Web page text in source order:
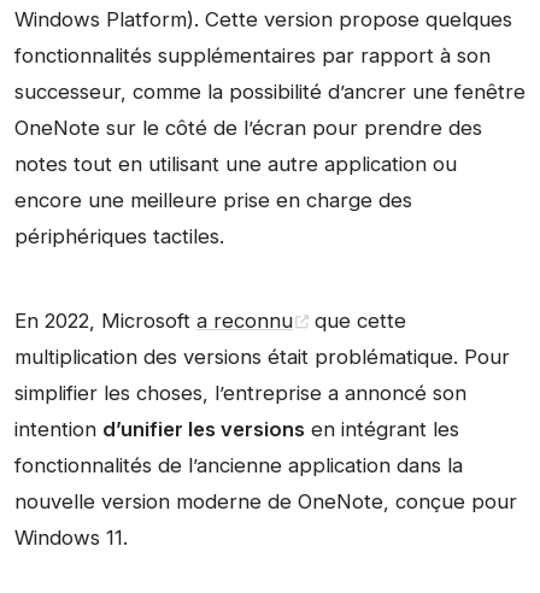
Windows Platform). Cette version propose quelques
fonctionnalités supplémentaires par rapport à son
successeur, comme la possibilité d’ancrer une fenêtre
OneNote sur le côté de l’écran pour prendre des
notes tout en utilisant une autre application ou
encore une meilleure prise en charge des
périphériques tactiles.
En 2022, Microsoft a reconnu
que cette
multiplication des versions était problématique. Pour
simplifier les choses, l’entreprise a annoncé son
intention d’unifier les versions en intégrant les
fonctionnalités de l’ancienne application dans la
nouvelle version moderne de OneNote, conçue pour
Windows 11.